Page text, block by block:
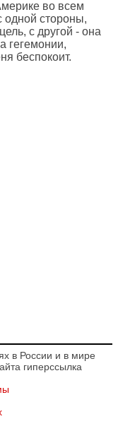
во всем
одной стороны,
с другой - она
гегемонии,
беспокоит.
в России и в мире
гиперссылка